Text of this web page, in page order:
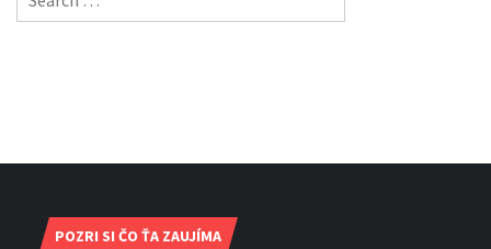
for:
POZRI SI ČO ŤA ZAUJÍMA